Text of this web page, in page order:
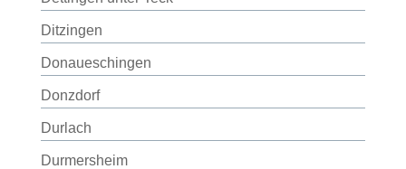
Ditzingen
Donaueschingen
Donzdorf
Durlach
Durmersheim